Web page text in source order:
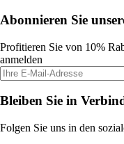
Abonnieren Sie
Profitieren Sie von 10%
anmelden
Bleiben Sie in
Folgen Sie uns in den